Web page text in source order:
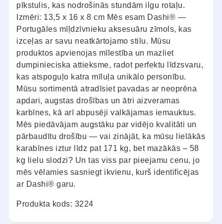
pīkstulis, kas nodrošinās stundām ilgu rotaļu.
Izmēri: 13,5 x 16 x 8 cm Mēs esam Dashi® —
Portugāles mīļdzīvnieku aksesuāru zīmols, kas
izceļas ar savu neatkārtojamo stilu. Mūsu
produktos apvienojas mīlestība un mazliet
dumpinieciska attieksme, radot perfektu līdzsvaru,
kas atspoguļo katra mīluļa unikālo personību.
Mūsu sortimentā atradīsiet pavadas ar neoprēna
apdari, augstas drošības un ātri aizveramas
karbīnes, kā arī abpusēji valkājamas iemauktus.
Mēs piedāvājam augstāku par vidējo kvalitāti un
pārbaudītu drošību — vai zinājāt, ka mūsu lielākās
karabīnes iztur līdz pat 171 kg, bet mazākās – 58
kg lielu slodzi? Un tas viss par pieejamu cenu, jo
mēs vēlamies sasniegt ikvienu, kurš identificējas
ar Dashi® garu.
Produkta kods: 3224